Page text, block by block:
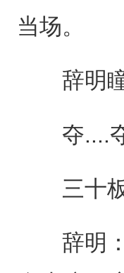
当场。
辞明瞳
夺....
三十板
辞明：